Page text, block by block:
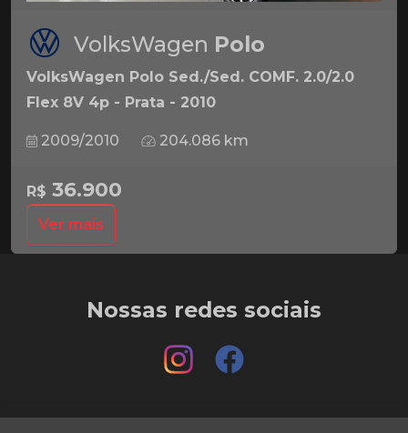
VolksWagen Polo
VolksWagen Polo Sed./Sed. COMF. 2.0/2.0
Flex 8V 4p - Prata - 2010
2009/2010 204.086 km
R$ 36.900
Ver mais
Nossas redes sociais